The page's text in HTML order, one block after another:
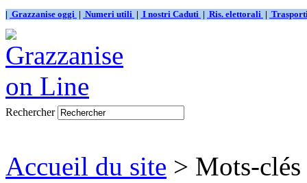
| Grazzanise oggi | Numeri utili | I nostri Caduti | Ris. elettorali |
Rechercher
Accueil du site > Mots-